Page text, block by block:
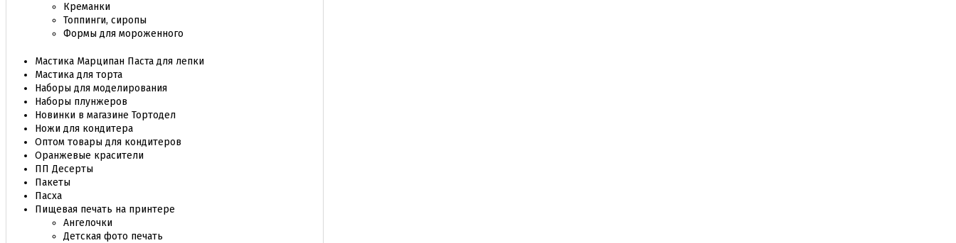
Креманки
Топпинги, сиропы
Формы для мороженного
Мастика Марципан Паста для лепки
Мастика для торта
Наборы для моделирования
Наборы плунжеров
Новинки в магазине Тортодел
Ножи для кондитера
Оптом товары для кондитеров
Оранжевые красители
ПП Десерты
Пакеты
Пасха
Пищевая печать на принтере
Ангелочки
Детская фото печать